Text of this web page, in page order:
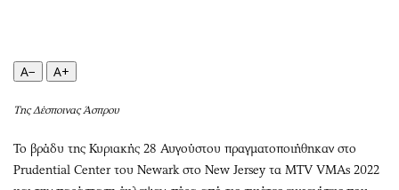
Παράξενα
Πολιτισμός
Θέατρο-Χορός
Μουσική
Podcasts
Uncut
A− A+
Της Δέσποινας Άσπρου
To βράδυ της Κυριακής 28 Αυγούστου πραγματοποιήθηκαν στο
Prudential Center του Newark στο New Jersey τα MTV VMAs 2022